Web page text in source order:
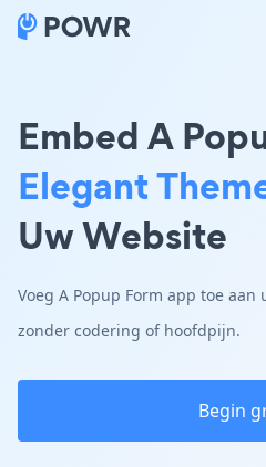
Embed A
Elegant
Uw Website
Voeg A Popup Form app toe aan
zonder codering of hoofdpijn.
Begin